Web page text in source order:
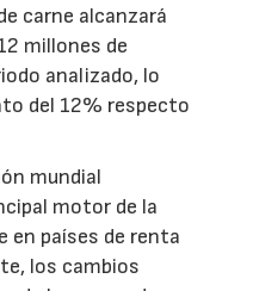
carne alcanzará
millones de
analizado, lo
del 12% respecto
mundial
motor de la
en países de renta
los cambios